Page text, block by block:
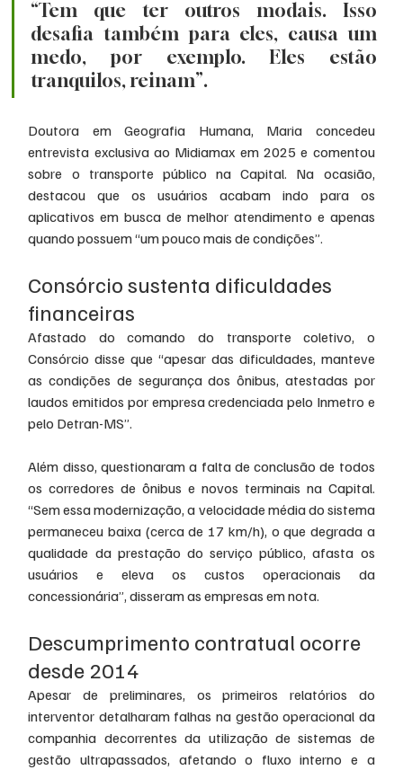
“Tem que ter outros modais. Isso
desafia também para eles, causa um
medo, por exemplo. Eles estão
tranquilos, reinam”.
Doutora em Geografia Humana, Maria concedeu
entrevista exclusiva ao Midiamax em 2025 e comentou
sobre o transporte público na Capital. Na ocasião,
destacou que os usuários acabam indo para os
aplicativos em busca de melhor atendimento e apenas
quando possuem “um pouco mais de condições”.
Consórcio sustenta dificuldades
financeiras
Afastado do comando do transporte coletivo, o
Consórcio disse que “apesar das dificuldades, manteve
as condições de segurança dos ônibus, atestadas por
laudos emitidos por empresa credenciada pelo Inmetro e
pelo Detran-MS”.
Além disso, questionaram a falta de conclusão de todos
os corredores de ônibus e novos terminais na Capital.
“Sem essa modernização, a velocidade média do sistema
permaneceu baixa (cerca de 17 km/h), o que degrada a
qualidade da prestação do serviço público, afasta os
usuários e eleva os custos operacionais da
concessionária”, disseram as empresas em nota.
Descumprimento contratual ocorre
desde 2014
Apesar de preliminares, os primeiros relatórios do
interventor detalharam falhas na gestão operacional da
companhia decorrentes da utilização de sistemas de
gestão ultrapassados, afetando o fluxo interno e a